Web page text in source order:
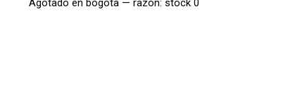
Agotado en bogota — razón: stock 0